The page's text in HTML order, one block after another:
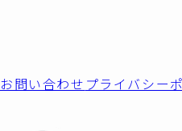
お問い合わせ プライバシー